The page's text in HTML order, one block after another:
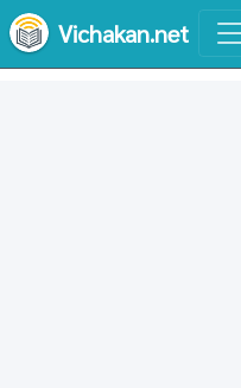
Vichakan.net